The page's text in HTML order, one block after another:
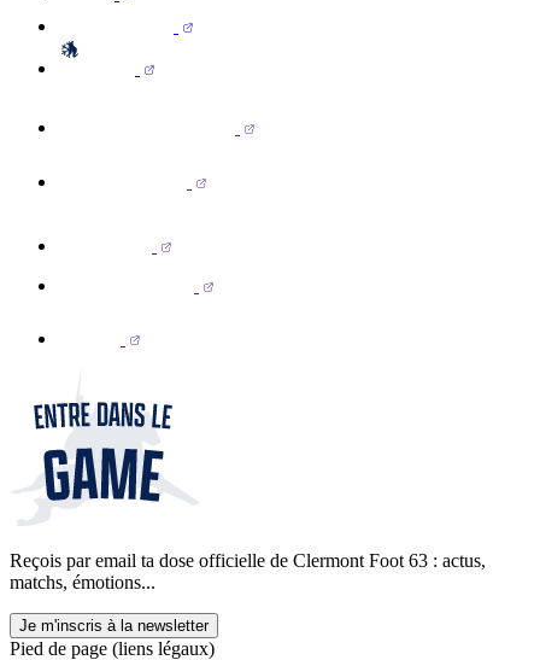
Reçois par email ta dose officielle de Clermont Foot 63 : actus,
matchs, émotions...
Je m'inscris à la newsletter
Pied de page (liens légaux)